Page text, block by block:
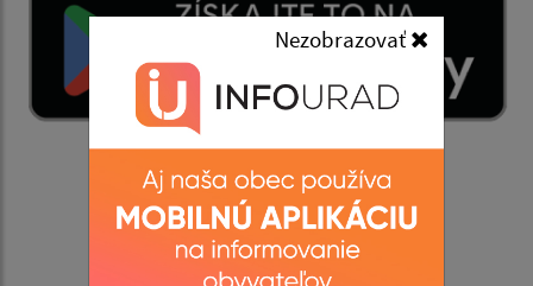
Nezobrazovať